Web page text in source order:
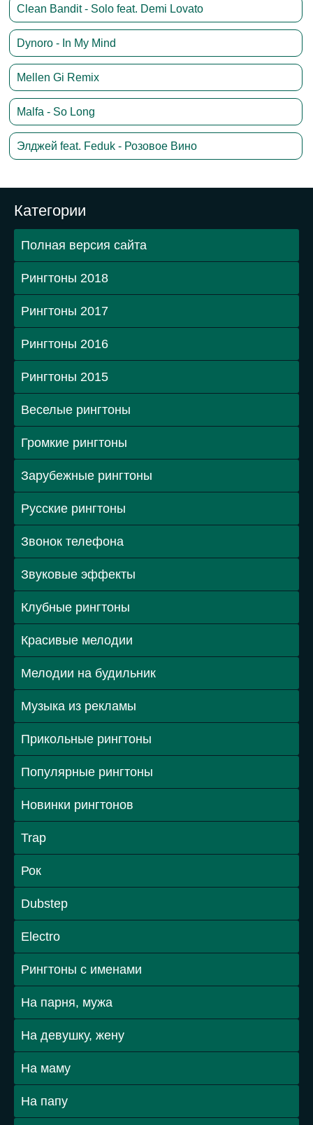
Clean Bandit - Solo feat. Demi Lovato
Dynoro - In My Mind
Mellen Gi Remix
Malfa - So Long
Элджей feat. Feduk - Розовое Вино
Категории
Полная версия сайта
Рингтоны 2018
Рингтоны 2017
Рингтоны 2016
Рингтоны 2015
Веселые рингтоны
Громкие рингтоны
Зарубежные рингтоны
Русские рингтоны
Звонок телефона
Звуковые эффекты
Клубные рингтоны
Красивые мелодии
Мелодии на будильник
Музыка из рекламы
Прикольные рингтоны
Популярные рингтоны
Новинки рингтонов
Trap
Рок
Dubstep
Electro
Рингтоны с именами
На парня, мужа
На девушку, жену
На маму
На папу